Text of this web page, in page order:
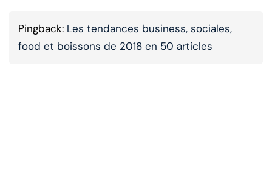
Pingback: Les tendances business, sociales,
food et boissons de 2018 en 50 articles